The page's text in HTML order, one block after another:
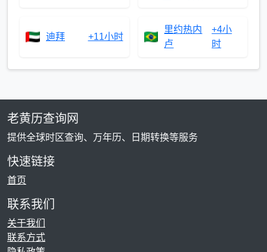
迪拜 +11小时
里约热内
卢
+4小
时
老黄历查询网
提供全球时区查询、万年历、日期转换等服务
快速链接
首页
联系我们
关于我们
联系方式